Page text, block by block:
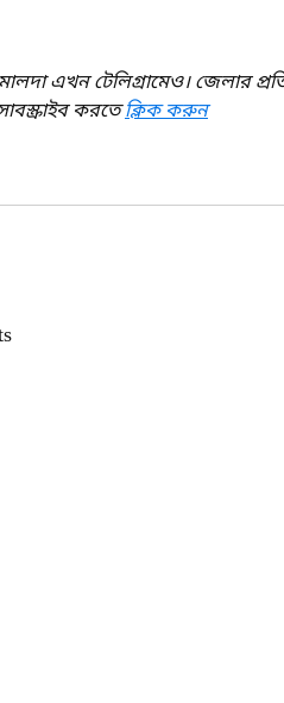
এখন টেলিগ্রামেও। জেলার
করতে ক্লিক করুন